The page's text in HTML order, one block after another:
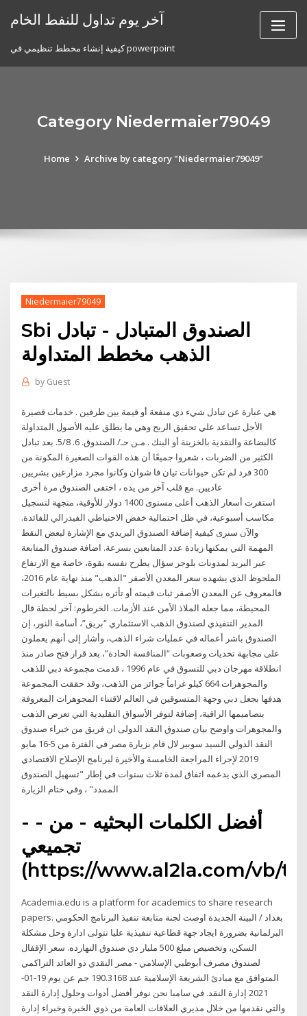
آخر يوم تداول للنفط الخام
كيفية إنشاء مخطط تنظيمي في powerpoint
Category Niedermaier79049
Home Archive by category "Niedermaier79049"
Niedermaier79049
Sbi الصندوق المتبادل - تبادل
الذهب مخطط المتداولة
by Guest
هي عبارة عن تبادل شيء ذي منفعة أو قيمة بين طرفين . خدمات قصيرة
الأجل تساعد علي تحقيق الربح وهي ما يطلق عليه الأصول المتداولة
كالبضاعة والنقدية بالخزينة أو البنك . مـن حـ/ الصندوق. 6. 5/8. بعد تبادل
الكثير من الضربات ، شعروا جميعًا أن هذه القوات الصغيرة المكونة من
300 فرد لم تكن حيوانات تيان فا شوان وكانوا مجرد مزارعين بشريين
عاديين. مع قلب آخر من يده ، اختفى الصندوق مرة أخرى
استقرت أسعار الذهب أعلى مستوى 1400 دولار للأوقية، متجهة لتسجيل
مكاسب أسبوعية، في ظل احتمالية خفض الاحتياطي الفيدرالي للفائدة.
والآن سنرى كيفية إضافة الصندوق البريدي مع الإشارة لبعض النقط
المهمة التي يمكنها زيادة عدد المتابعين بسرعة. اضافة صندوق المتابعة
عبر البريد لمدونات بلوجر سؤال يطرح نفسه بقوة، خاصة مع الارتفاع
الملحوظ الذى يشهده سعر المعدن الأصفر "الذهب" منذ نهاية عام 2016،
فالمعروف عن المعدن الأصفر ثبات قيمته أو تأثره بشكل بسيط بالتغيرات
المحيطة، مما جعله الملاذ الأمن عند الأزمات. الخرطوم: آخر لحظة قال
المدير التنفيذي لصندوق الذهب الاستثماري “بريق”، أسامة النور، إن
الصندوق باشر أعماله في عمليات شراء الذهب، وأشار إلى أنهم يعملون
على مجابهة تحديات وصعوبات “المنافسة الحادة”، بعد قرار فتح صادر منذ
انطلاقة مهرجان دبي للتسوق في عام 1996 ، قدمت مجموعة دبي للذهب
والمجوهرات 664 كيلو غراماً جوائز من الذهب، وقد حققت المجموعة
هدفها بجعل دبي وجهة المتسوقين في العالم لاقتناء المجوهرات المعروفة
بتصاميمها الراقية، إضافة لتوفر الأسواق التقليدية التي تعرض الذهب
والمجوهرات واوضح بيان صندوق النقد الدولى ان فريق من خبراء صندوق
النقد الدولي السيد سوبير لال قام بزيارة مصر في الفترة من 5-16 مايو
2019 لإجراء المراجعة الخامسة والأخيرة لبرنامج الإصلاح الاقتصادي
المصري الذي يدعمه اتفاق لمدة ثلاث سنوات في إطار "تسهيل الصندوق
الممدد" ، وفي ختام الزيارة
- - أفضل الكلمات البحثيه - من
تجميعي
(https://www.al2la.com/vb/
Academia.edu is a platform for academics to share research
papers. بغداد / البينة الجديدة اوصت لجنة متابعة تنفيذ البرنامج الحكومي
البرلمانية بضرورة ايجاد جهة قطاعية تنفيذية عليا تتولى ادارة وحل مشكلة
السكن، وتخصيص مبلغ 500 مليار دي صندوق النهارده. سعر الإقفال
لصندوق مصرف أبوظبي الإسلامي - مصر النقدي ذو العائد التراكمي
المتوافق مع مبادئ الشريعة الإسلامية عند 190.3168 جم عن يوم 19-01-
2021 إدارة النقد. في سامبا نحن نوفر أفضل أدوات وحلول إدارة النقد
والتي نقدمها من خلال مديري العلاقات العامة من ذوي الخبرة وخبراء إدارة